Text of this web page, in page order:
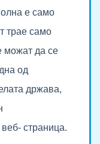
е само
трае само
можат да се
од
држава,
страница.